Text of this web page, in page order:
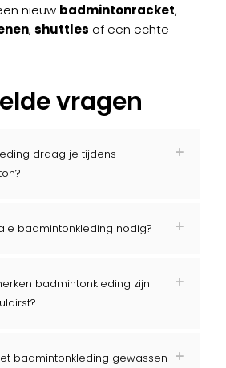
nieuw badmintonracket,
, shuttles of een echte
vragen
draag je tijdens
badmintonkleding nodig?
badmintonkleding zijn
badmintonkleding gewassen